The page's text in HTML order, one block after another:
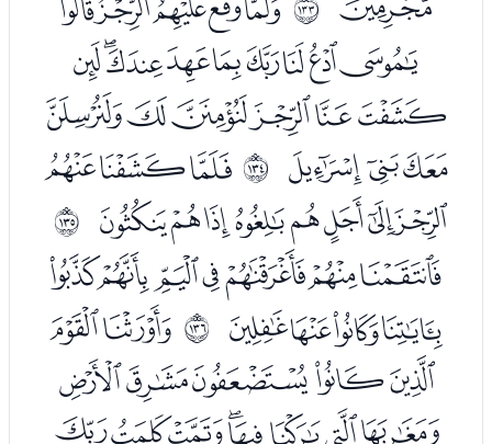
ﮊﮋﮌﮍﮎﮏﮐﮑﮒ
ﮓﮔﮕﮖﮗﮘ
ﮙﮚﮛ ﲅ ﮝﮞﮟ
ﮠﮡﮢﮣﮤﮥﮦﮧ ﲆ
ﮩﮪﮫﮬﮭﮮﮯ
ﮰﮱﯓﯔ ﲇ ﯖﯗ
ﯘﯙﯚﯛﯜ